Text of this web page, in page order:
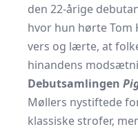
den 22-årige
hvor hun hørte Tom
vers og lærte, at
hinandens
Debutsamlingen
Møllers nystiftede
klassiske strofer,